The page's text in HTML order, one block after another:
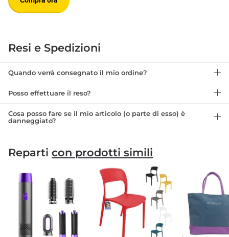
Resi e Spedizioni
Quando verrà consegnato il mio ordine?
Posso effettuare il reso?
Cosa posso fare se il mio articolo (o parte di esso) è
danneggiato?
Reparti con prodotti simili